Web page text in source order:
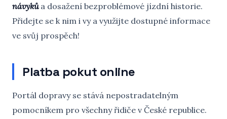
návykůa dosažení bezproblémové jízdní historie.
Přidejte se k nim i vy a využijte dostupné informace
ve svůj prospěch!
Platba pokut online
Portál dopravy se stává nepostradatelným
pomocníkem pro všechny řidiče v České republice.